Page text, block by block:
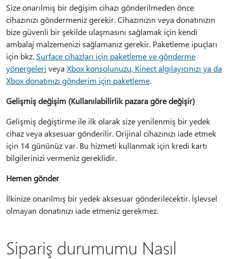
Size onarılmış bir değişim cihazı gönderilmeden önce
cihazınızı göndermeniz gerekir. Cihazınızın veya donatınızın
bize güvenli bir şekilde ulaşmasını sağlamak için kendi
ambalaj malzemenizi sağlamanız gerekir. Paketleme ipuçları
için bkz. Surface cihazları için paketleme ve gönderme
yönergeleri veya Xbox konsolunuzu, Kinect algılayıcınızı ya da
Xbox donatınızı gönderim için paketleme.
Gelişmiş değişim (Kullanılabilirlik pazara göre değişir)
Gelişmiş değiştirme ile ilk olarak size yenilenmiş bir yedek
cihaz veya aksesuar gönderilir. Orijinal cihazınızı iade etmek
için 14 gününüz var. Bu hizmeti kullanmak için kredi kartı
bilgilerinizi vermeniz gereklidir.
Hemen gönder
İlkinize onarılmış bir yedek aksesuar gönderilecektir. İşlevsel
olmayan donatınızı iade etmeniz gerekmez.
Sipariş durumumu Nasıl